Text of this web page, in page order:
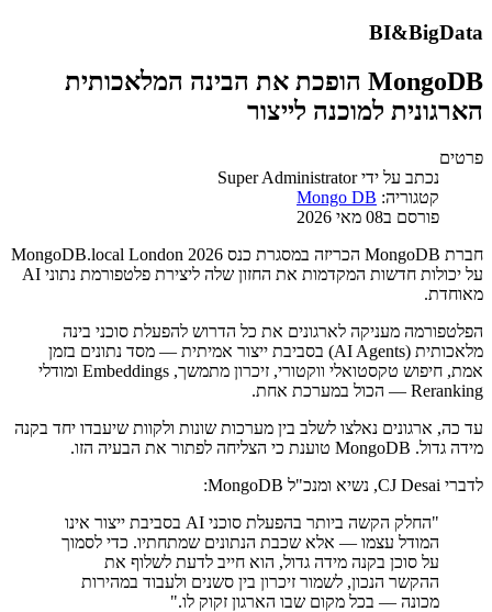
BI&BigData
MongoDB הופכת את הבינה המלאכותית
הארגונית למוכנה לייצור
פרטים
נכתב על ידיSuper Administrator
קטגוריה: Mongo DB
פורסם ב08 מאי 2026
חברת MongoDB הכריזה במסגרת כנס MongoDB.local London 2026
על יכולות חדשות המקדמות את החזון שלה ליצירת פלטפורמת נתוני AI
מאוחדת.
הפלטפורמה מעניקה לארגונים את כל הדרוש להפעלת סוכני בינה
מלאכותית (AI Agents) בסביבת ייצור אמיתית — מסד נתונים בזמן
אמת, חיפוש טקסטואלי ווקטורי, זיכרון מתמשך, Embeddings ומודלי
Reranking — הכול במערכת אחת.
עד כה, ארגונים נאלצו לשלב בין מערכות שונות ולקוות שיעבדו יחד בקנה
מידה גדול. MongoDB טוענת כי הצליחה לפתור את הבעיה הזו.
לדברי CJ Desai, נשיא ומנכ"ל MongoDB:
"החלק הקשה ביותר בהפעלת סוכני AI בסביבת ייצור אינו
המודל עצמו — אלא שכבת הנתונים שמתחתיו. כדי לסמוך
על סוכן בקנה מידה גדול, הוא חייב לדעת לשלוף את
ההקשר הנכון, לשמור זיכרון בין סשנים ולעבוד במהירות
מכונה — בכל מקום שבו הארגון זקוק לו."